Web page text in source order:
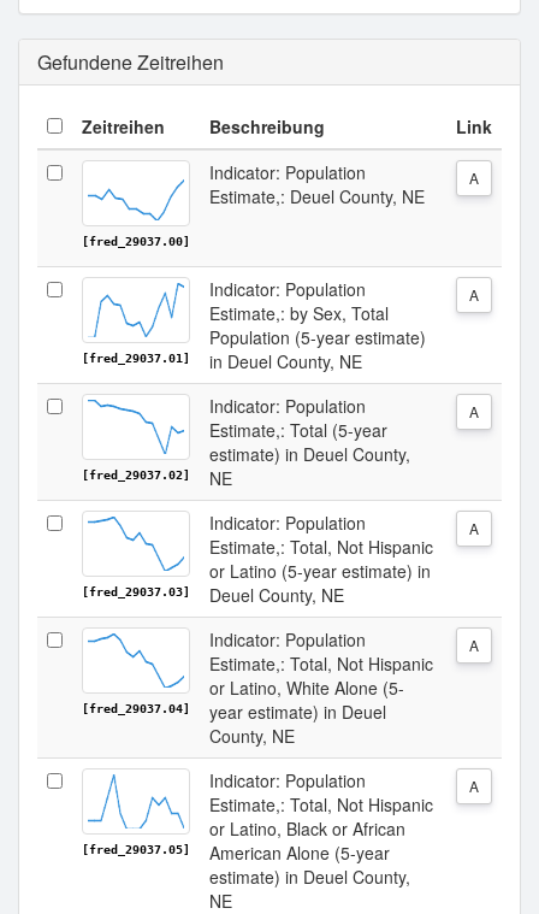
Gefundene Zeitreihen
Zeitreihen Beschreibung Link
[fred_29037.00]
Indicator: Population
Estimate,: Deuel County, NE
A
[fred_29037.01]
Indicator: Population
Estimate,: by Sex, Total
Population (5-year estimate)
in Deuel County, NE
A
[fred_29037.02]
Indicator: Population
Estimate,: Total (5-year
estimate) in Deuel County,
NE
A
[fred_29037.03]
Indicator: Population
Estimate,: Total, Not Hispanic
or Latino (5-year estimate) in
Deuel County, NE
A
[fred_29037.04]
Indicator: Population
Estimate,: Total, Not Hispanic
or Latino, White Alone (5-
year estimate) in Deuel
County, NE
A
[fred_29037.05]
Indicator: Population
Estimate,: Total, Not Hispanic
or Latino, Black or African
American Alone (5-year
estimate) in Deuel County,
NE
A